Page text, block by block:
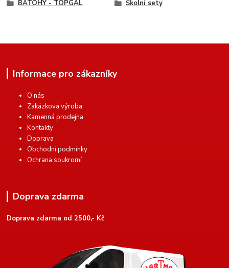
BATOHY - TOPGAL Školní sety
Informace pro zákazníky
O nás
Zakázková výroba
Kamenná prodejna
Kontakty
Doprava
Obchodní podmínky
Ochrana soukromí
Doprava zdarma
Doprava zdarma od 2500,- Kč